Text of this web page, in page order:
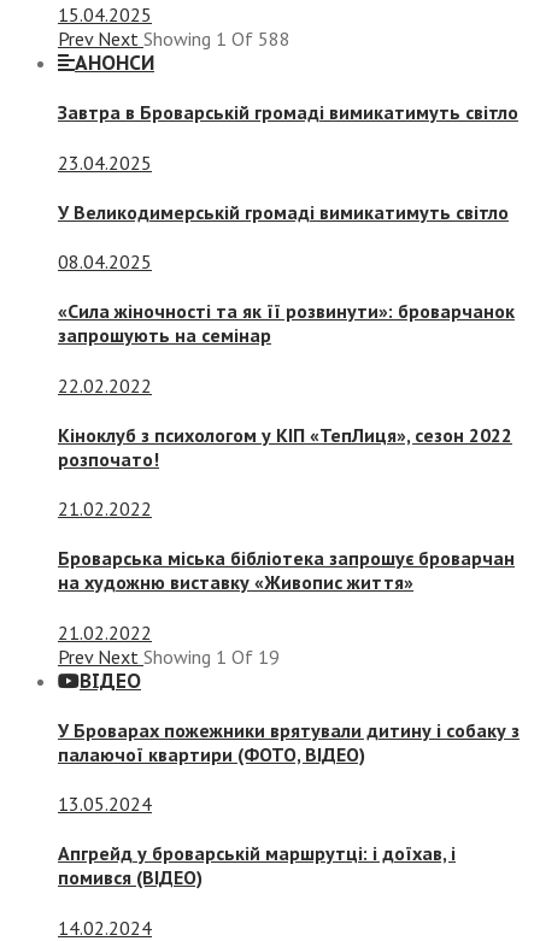
15.04.2025
Prev Next Showing 1 Of 588
АНОНСИ
Завтра в Броварській громаді вимикатимуть світло
23.04.2025
У Великодимерській громаді вимикатимуть світло
08.04.2025
«Сила жіночності та як її розвинути»: броварчанок
запрошують на семінар
22.02.2022
Кіноклуб з психологом у КІП «ТепЛиця», сезон 2022
розпочато!
21.02.2022
Броварська міська бібліотека запрошує броварчан
на художню виставку «Живопис життя»
21.02.2022
Prev Next Showing 1 Of 19
ВІДЕО
У Броварах пожежники врятували дитину і собаку з
палаючої квартири (ФОТО, ВІДЕО)
13.05.2024
Апгрейд у броварській маршрутці: і доїхав, і
помився (ВІДЕО)
14.02.2024